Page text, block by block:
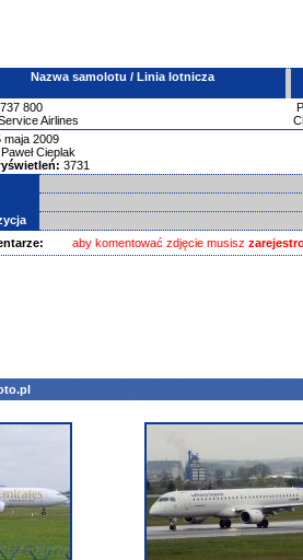
Nazwa samolotu / Linia lotnicza
737 800
Airlines
maja 2009
Paweł Cieplak
3731
aby komentować zdjęcie musisz